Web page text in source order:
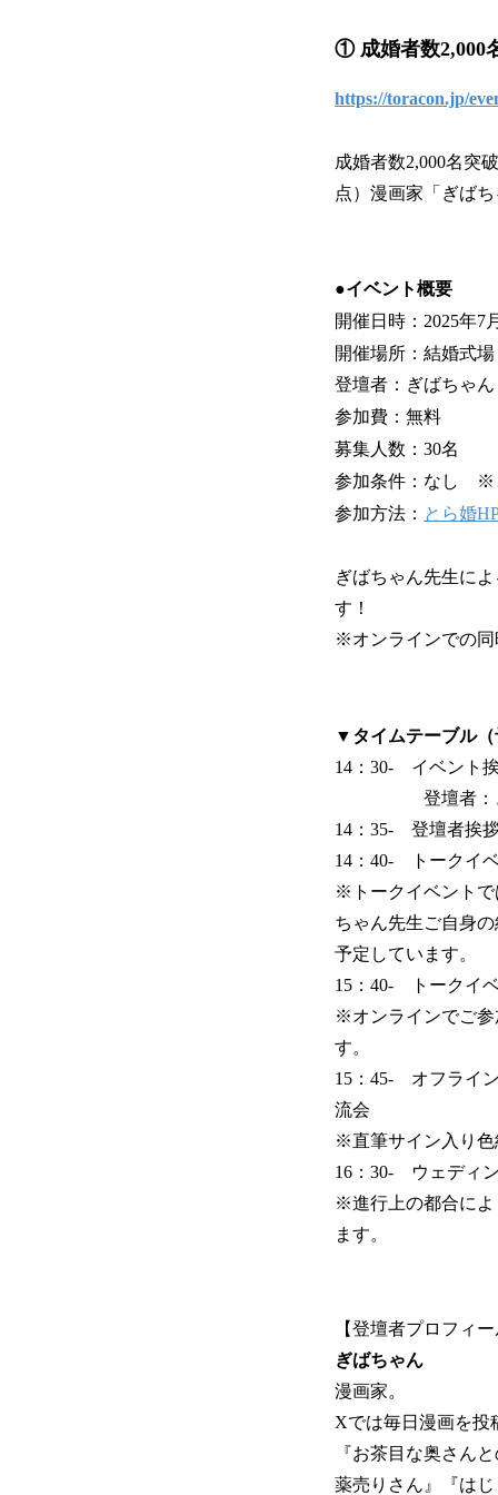
① 成婚者数2,000
https://toracon.jp/
成婚者数2,000名突
点）漫画家「ぎば
●イベント概要
開催日時：2025年7
開催場所：結婚式
登壇者：ぎばちゃ
参加費：無料
募集人数：30名
参加条件：なし ※
参加方法： とら婚
ぎばちゃん先生に
す！
※オンラインでの同
▼タイムテーブル（
14：30- イベント
登壇者：ぎ
14：35- 登壇者挨
14：40- トークイ
※トークイベントで
ちゃん先生ご自身
予定しています。
15：40- トークイ
※オンラインでご参
す。
15：45- オフライ
流会
※直筆サイン入り色
16：30- ウェディ
※進行上の都合によ
ます。
【登壇者プロフィ
ぎばちゃん
漫画家。
Xでは毎日漫画を投
『お茶目な奥さん
薬売りさん』『は